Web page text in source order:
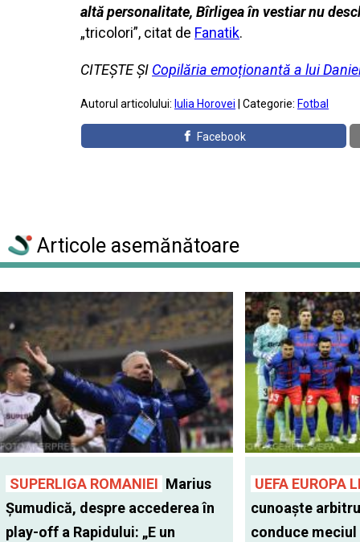
altă personalitate, Bîrligea în vestiar nu
„tricolori”, citat de Fanatik.
CITEȘTE ȘI Copilăria emoționantă a lui
Autorul articolului: Iulia Horovei | Categorie: Fotbal
Facebook
Articole asemănătoare
SUPERLIGA ROMANIEI Marius
Șumudică, despre accederea în
play-off a Rapidului: „E un
UEFA EUROPA
cunoaște
conduce meciul